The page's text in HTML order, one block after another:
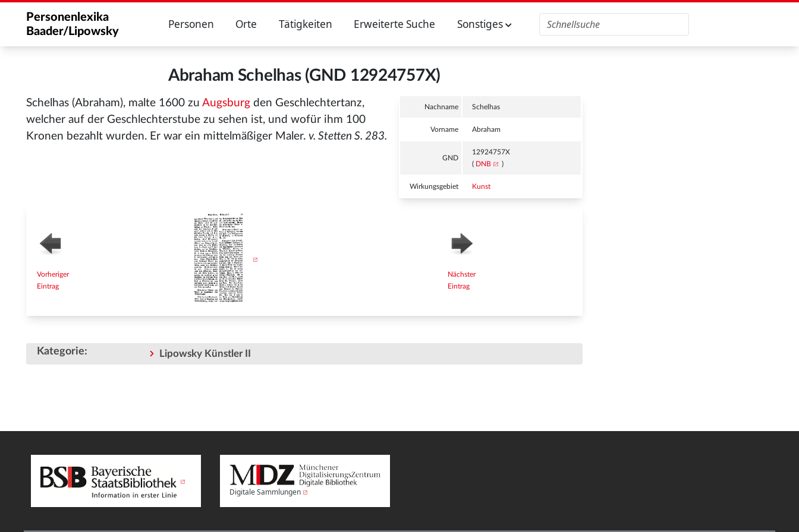
Personenlexika
Baader/Lipowsky
Personen Orte Tätigkeiten Erweiterte Suche Sonstiges
Abraham Schelhas (GND 12924757X)
Nachname Schelhas
Vorname Abraham
GND
12924757X
( DNB )
Wirkungsgebiet Kunst
Schelhas (Abraham), malte 1600 zu Augsburg den Geschlechtertanz,
welcher auf der Geschlechterstube zu sehen ist, und wofür ihm 100
Kronen bezahlt wurden. Er war ein mittelmäßiger Maler. v. Stetten S. 283.
Vorheriger
Eintrag
Nächster
Eintrag
Kategorie: Lipowsky Künstler II
Digitale Sammlungen